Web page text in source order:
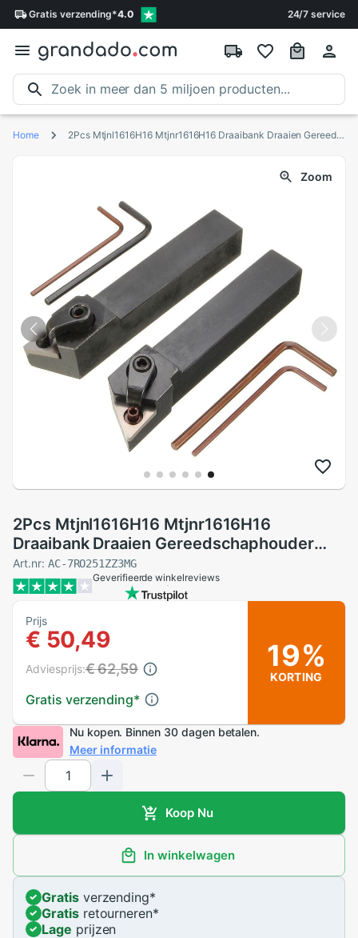
Gratis verzending*4.0 24/7 service
Home 2Pcs Mtjnl1616H16 Mtjnr1616H16 Draaibank Draaien Gereedschaphouder 16X100Mm Voor Tnmg Insert Kit 4 Sleutel + 2 Boring Bar Set
Zoom
2Pcs Mtjnl1616H16 Mtjnr1616H16
Draaibank Draaien Gereedschaphouder
16X100Mm Voor Tnmg Insert Kit 4 Sleutel
+ 2 Boring Bar Set
Art.nr: AC-7RO251ZZ3MG
Geverifieerde winkelreviews
Prijs
€ 50,49
Gratis verzending*
Adviesprijs:€ 62,59 19%
KORTING
Nu kopen. Binnen 30 dagen betalen.
Meer informatie
Koop Nu
In winkelwagen
Gratisverzending*
Gratisretourneren*
Lage prijzen